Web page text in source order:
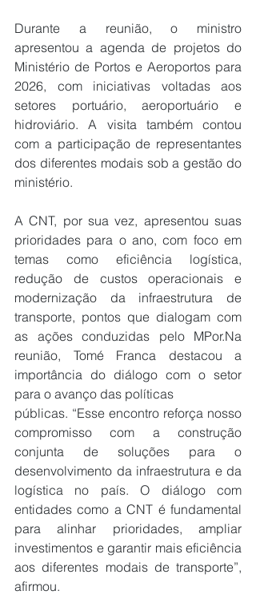
Durante a reunião, o ministro
apresentou a agenda de projetos do
Ministério de Portos e Aeroportos para
2026, com iniciativas voltadas aos
setores portuário, aeroportuário e
hidroviário. A visita também contou
com a participação de representantes
dos diferentes modais sob a gestão do
ministério.
A CNT, por sua vez, apresentou suas
prioridades para o ano, com foco em
temas como eficiência logística,
redução de custos operacionais e
modernização da infraestrutura de
transporte, pontos que dialogam com
as ações conduzidas pelo MPor.Na
reunião, Tomé Franca destacou a
importância do diálogo com o setor
para o avanço das políticas
públicas. “Esse encontro reforça nosso
compromisso com a construção
conjunta de soluções para o
desenvolvimento da infraestrutura e da
logística no país. O diálogo com
entidades como a CNT é fundamental
para alinhar prioridades, ampliar
investimentos e garantir mais eficiência
aos diferentes modais de transporte”,
afirmou.